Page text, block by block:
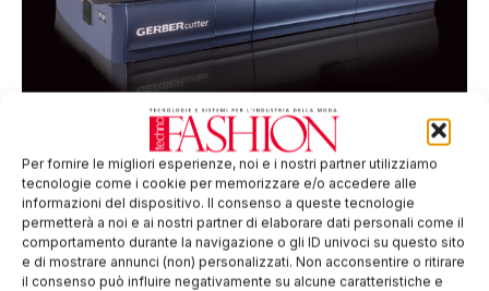
Per fornire le migliori esperienze, noi e i nostri partner utilizziamo
tecnologie come i cookie per memorizzare e/o accedere alle
informazioni del dispositivo. Il consenso a queste tecnologie
permetterà a noi e ai nostri partner di elaborare dati personali come il
comportamento durante la navigazione o gli ID univoci su questo sito
e di mostrare annunci (non) personalizzati. Non acconsentire o ritirare
il consenso può influire negativamente su alcune caratteristiche e
Paragon di Gerber ottimizza la produttività
Gerber Technology ha presentato la nuova piattaforma di
taglio Paragon®, che è frutto di decenni di esperienza e
conoscenza acquisite da Gerber in oltre 250 milioni di ore di
taglio
EDICOLA WEB